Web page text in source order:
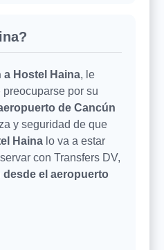
Hostel Haina, le
por su
de Cancún
y seguridad de que
Haina lo va a estar
con Transfers DV,
el aeropuerto